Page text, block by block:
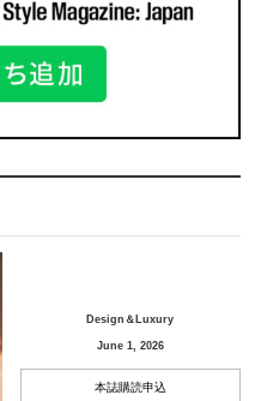
Design＆Luxury
June 1, 2026
本誌購読申込